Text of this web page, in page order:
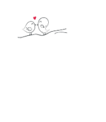
content